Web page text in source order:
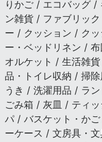
りかご / エコバッグ /
ン雑貨 / ファブリッ
ー / クッション / ク
ー・ベッドリネン /
オルケット / 生活雑
品・トイレ収納 / 掃
うき / 洗濯用品 / ラ
ごみ箱 / 灰皿 / ティ
パ / バスケット・か
ーケース / 文房具・